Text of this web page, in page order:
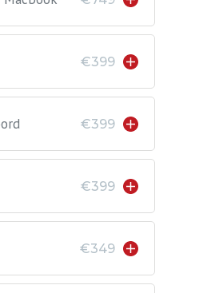
€399
€399
€399
€349